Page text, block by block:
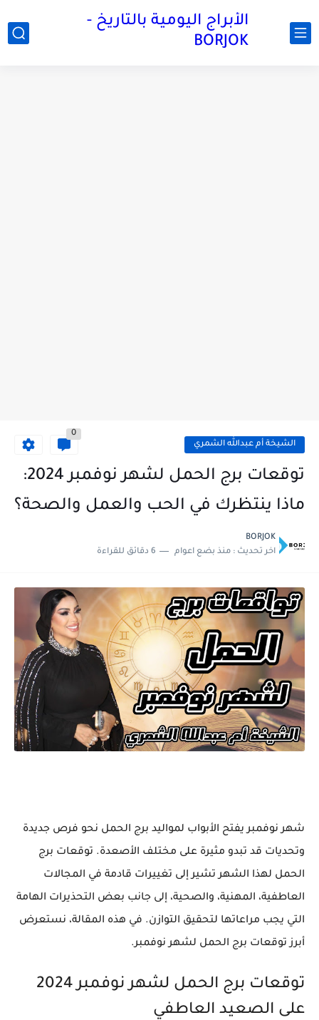
الأبراج اليومية بالتاريخ -
BORJOK
الشيخة أم عبدالله الشمري
0
توقعات برج الحمل لشهر نوفمبر 2024:
ماذا ينتظرك في الحب والعمل والصحة؟
BORJOK
اخر تحديث : منذ بضع اعوام 6 دقائق للقراءة
شهر نوفمبر يفتح الأبواب لمواليد برج الحمل نحو فرص جديدة
وتحديات قد تبدو مثيرة على مختلف الأصعدة. توقعات برج
الحمل لهذا الشهر تشير إلى تغييرات قادمة في المجالات
العاطفية، المهنية، والصحية، إلى جانب بعض التحذيرات الهامة
التي يجب مراعاتها لتحقيق التوازن. في هذه المقالة، نستعرض
أبرز توقعات برج الحمل لشهر نوفمبر.
توقعات برج الحمل لشهر نوفمبر 2024
على الصعيد العاطفي